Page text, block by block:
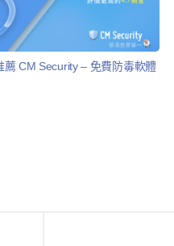
薦 CM Security – 免費防毒軟體